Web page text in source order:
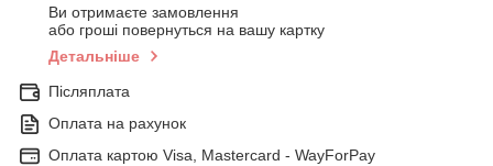
Ви отримаєте замовлення
або гроші повернуться на вашу картку
Детальніше
Післяплата
Оплата на рахунок
Оплата картою Visa, Mastercard - WayForPay